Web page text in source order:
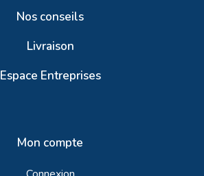
Nos conseils
Livraison
Espace Entreprises
Mon compte